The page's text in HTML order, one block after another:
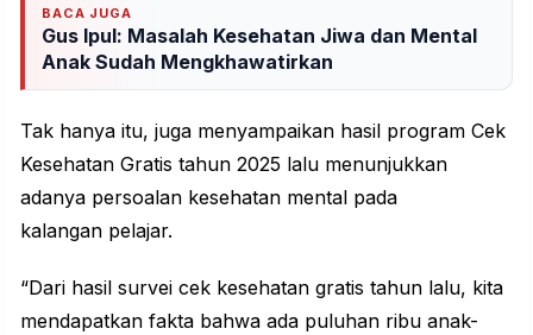
BACA JUGA
Gus Ipul: Masalah Kesehatan Jiwa dan Mental
Anak Sudah Mengkhawatirkan
Tak hanya itu, juga menyampaikan hasil program Cek
Kesehatan Gratis tahun 2025 lalu menunjukkan
adanya persoalan kesehatan mental pada
kalangan pelajar.
“Dari hasil survei cek kesehatan gratis tahun lalu, kita
mendapatkan fakta bahwa ada puluhan ribu anak-